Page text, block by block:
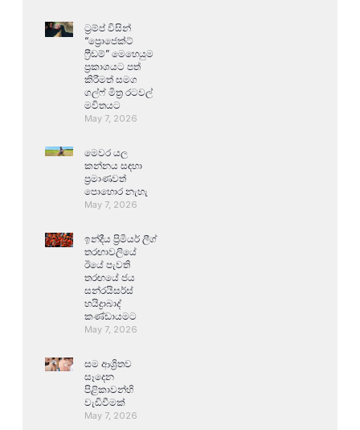
ට්‍රම්ප් විසින්
“ප්‍රොජෙක්ට්
ෆ්‍රීඩම්” මෙහෙයුම
ප්‍රකාශයට පත්
කිරීමත් සමග
ගල්ෆ් මිත්‍ර රටවල්
මවිතයට
May 7, 2026
මෙවර යල
කන්නය සඳහා
ප්‍රමාණවත්
පොහොර නැහැ
May 7, 2026
ඉන්දීය ප්‍රිමියර් ලීග්
තරඟාවලියේ
ඊයේ පැවති
තරඟයේ ජය
සන්රයිසර්ස්
හයිද්‍රාබාද්
කණ්ඩායමට
May 7, 2026
සම ආශ්‍රිතව
සෑදෙන
පිළිකාවන්හි
වැඩිවීමක්
May 7, 2026